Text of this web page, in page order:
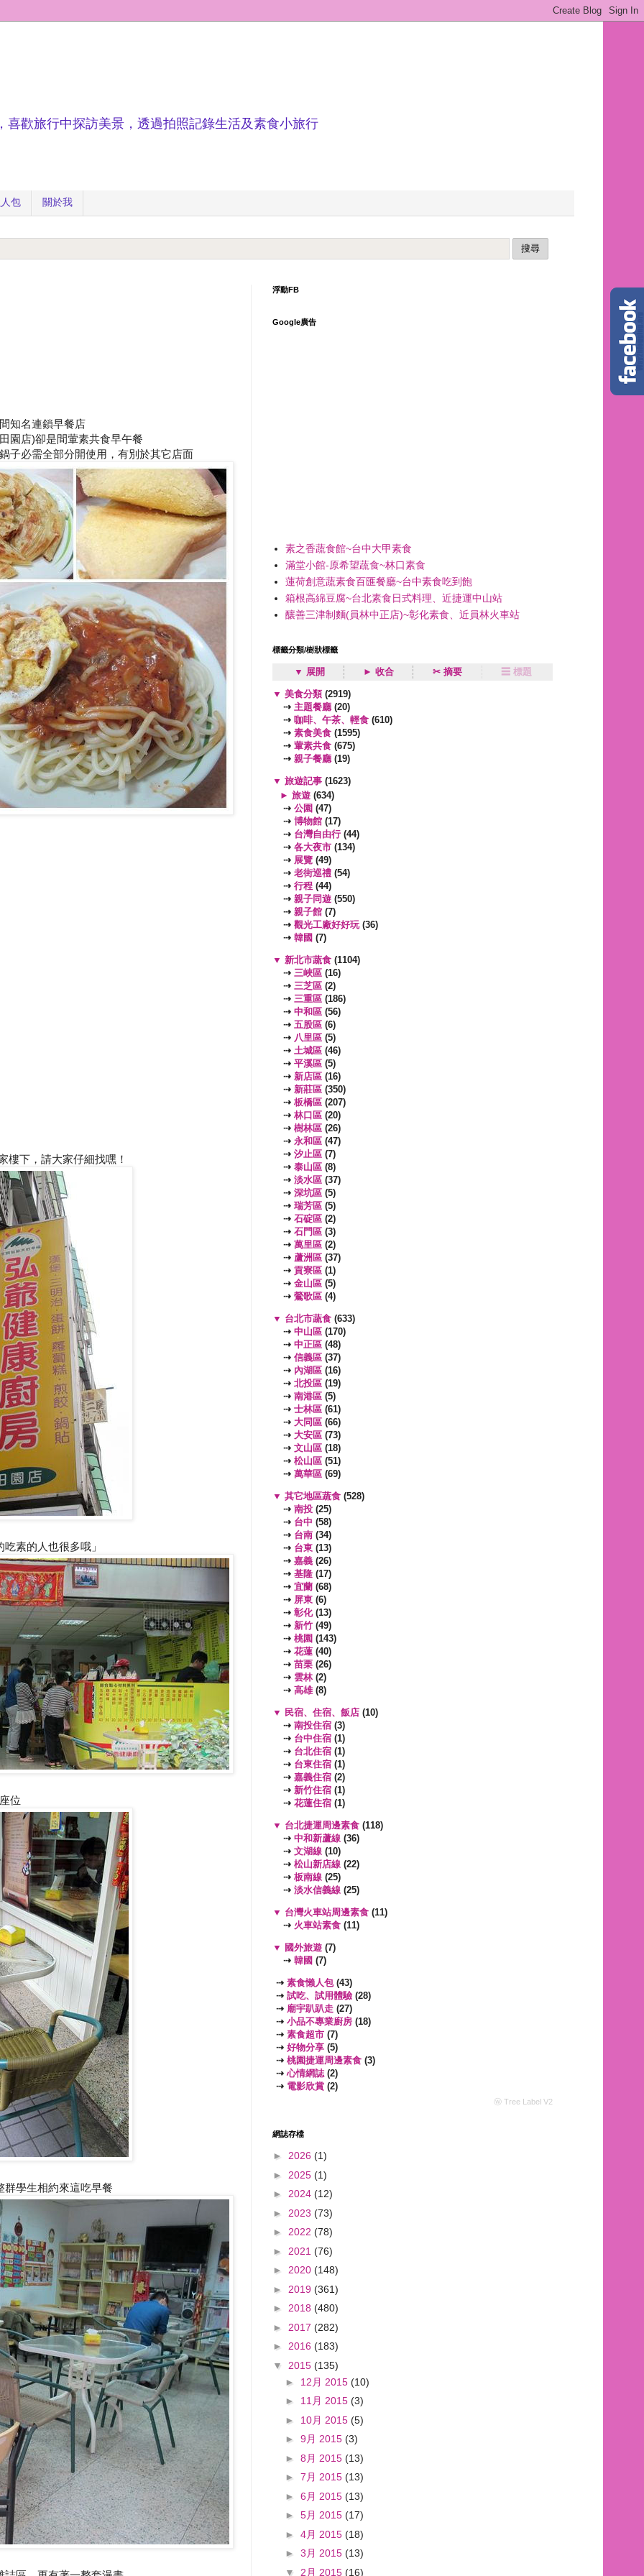
歡旅行中探訪美景，透過拍照記錄生活及素食小旅行
包 關於我
知名連鎖早餐店
園店)卻是間葷素共食早午餐
子必需全部分開使用，有別於其它店面
樓下，請大家仔細找嘿！
素的人也很多哦」
位
群學生相約來這吃早餐
浮動FB
Google廣告
素之香蔬食館~台中大甲素食
滿堂小館-原希望蔬食~林口素食
蓮荷創意蔬素食百匯餐廳~台中素食吃到飽
箱根高綿豆腐~台北素食日式料理、近捷運中山站
釀善三津制麵(員林中正店)~彰化素食、近員林火車站
標籤分類/樹狀標籤
▼ 展開 ► 收合 ✂ 摘要 ☰ 標題
▼ 美食分類 (2919)
⇢ 主題餐廳 (20)
⇢ 咖啡、午茶、輕食 (610)
⇢ 素食美食 (1595)
⇢ 葷素共食 (675)
⇢ 親子餐廳 (19)
▼ 旅遊記事 (1623)
► 旅遊 (634)
⇢ 公園 (47)
⇢ 博物館 (17)
⇢ 台灣自由行 (44)
⇢ 各大夜市 (134)
⇢ 展覽 (49)
⇢ 老街巡禮 (54)
⇢ 行程 (44)
⇢ 親子同遊 (550)
⇢ 親子館 (7)
⇢ 觀光工廠好好玩(36)
⇢ 韓國 (7)
▼ 新北市蔬食 (1104)
⇢ 三峽區 (16)
⇢ 三芝區 (2)
⇢ 三重區 (186)
⇢ 中和區 (56)
⇢ 五股區 (6)
⇢ 八里區 (5)
⇢ 土城區 (46)
⇢ 平溪區 (5)
⇢ 新店區 (16)
⇢ 新莊區 (350)
⇢ 板橋區 (207)
⇢ 林口區 (20)
⇢ 樹林區 (26)
⇢ 永和區 (47)
⇢ 汐止區 (7)
⇢ 泰山區 (8)
⇢ 淡水區 (37)
⇢ 深坑區 (5)
⇢ 瑞芳區 (5)
⇢ 石碇區 (2)
⇢ 石門區 (3)
⇢ 萬里區 (2)
⇢ 蘆洲區 (37)
⇢ 貢寮區 (1)
⇢ 金山區 (5)
⇢ 鶯歌區 (4)
▼ 台北市蔬食 (633)
⇢ 中山區 (170)
⇢ 中正區 (48)
⇢ 信義區 (37)
⇢ 內湖區 (16)
⇢ 北投區 (19)
⇢ 南港區 (5)
⇢ 士林區 (61)
⇢ 大同區 (66)
⇢ 大安區 (73)
⇢ 文山區 (18)
⇢ 松山區 (51)
⇢ 萬華區 (69)
▼ 其它地區蔬食 (528)
⇢ 南投 (25)
⇢ 台中 (58)
⇢ 台南 (34)
⇢ 台東 (13)
⇢ 嘉義 (26)
⇢ 基隆 (17)
⇢ 宜蘭 (68)
⇢ 屏東 (6)
⇢ 彰化(13)
⇢ 新竹 (49)
⇢ 桃園 (143)
⇢ 花蓮 (40)
⇢ 苗栗 (26)
⇢ 雲林(2)
⇢ 高雄(8)
▼ 民宿、住宿、飯店 (10)
⇢ 南投住宿 (3)
⇢ 台中住宿 (1)
⇢ 台北住宿 (1)
⇢ 台東住宿 (1)
⇢ 嘉義住宿 (2)
⇢ 新竹住宿 (1)
⇢ 花蓮住宿 (1)
▼ 台北捷運周邊素食 (118)
⇢ 中和新蘆線 (36)
⇢ 文湖線 (10)
⇢ 松山新店線 (22)
⇢ 板南線 (25)
⇢ 淡水信義線 (25)
▼ 台灣火車站周邊素食 (11)
⇢ 火車站素食 (11)
▼ 國外旅遊 (7)
⇢ 韓國 (7)
⇢ 素食懶人包(43)
⇢ 試吃、試用體驗(28)
⇢ 廟宇趴趴走 (27)
⇢ 小品不專業廚房 (18)
⇢ 素食超市 (7)
⇢ 好物分享 (5)
⇢ 桃園捷運周邊素食 (3)
⇢心情網誌 (2)
⇢ 電影欣賞 (2)
ⓦ Tree Label V2
網誌存檔
► 2026 (1)
► 2025 (1)
► 2024 (12)
► 2023 (73)
► 2022 (78)
► 2021 (76)
► 2020 (148)
► 2019 (361)
► 2018 (480)
► 2017 (282)
► 2016 (183)
▼ 2015 (135)
► 12月 2015 (10)
► 11月 2015 (3)
► 10月 2015 (5)
► 9月 2015 (3)
► 8月 2015 (13)
► 7月 2015 (13)
► 6月 2015 (13)
► 5月 2015 (17)
► 4月 2015 (18)
► 3月 2015 (13)
▼ 2月 2015 (16)